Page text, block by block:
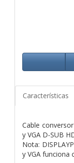
Características
Cable
y VGA D-SUB
Nota:
y VGA funciona